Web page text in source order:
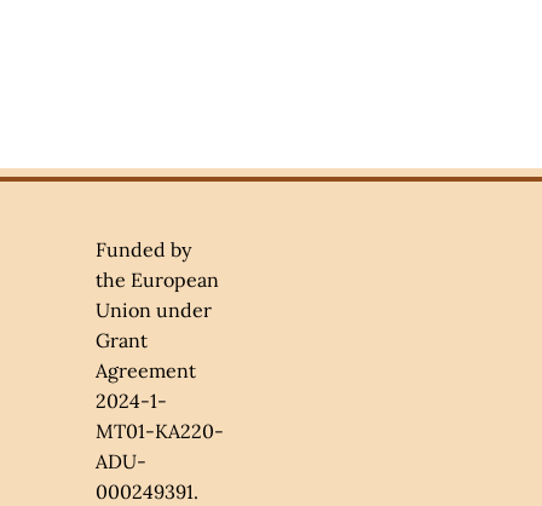
Funded by
the European
Union under
Grant
Agreement
2024-1-
MT01-KA220-
ADU-
000249391.